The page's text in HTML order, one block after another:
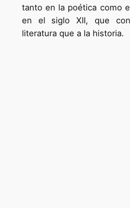
tanto en la poética como
en el siglo XII, que
literatura que a la historia.